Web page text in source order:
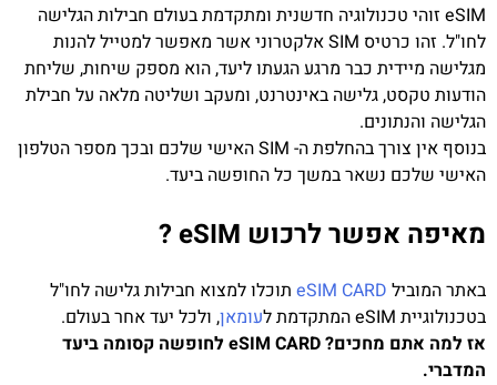
eSIM זוהי טכנולוגיה חדשנית ומתקדמת בעולם חבילות הגלישה
לחו"ל. זהו כרטיס SIM אלקטרוני אשר מאפשר למטייל להנות
מגלישה מיידית כבר מרגע הגעתו ליעד, הוא מספק שיחות, שליחת
הודעות טקסט, גלישה באינטרנט, ומעקב ושליטה מלאה על חבילת
הגלישה והנתונים.
בנוסף אין צורך בהחלפת ה- SIM האישי שלכם ובכך מספר הטלפון
האישי שלכם נשאר במשך כל החופשה ביעד.
מאיפה אפשר לרכוש eSIM ?
באתר המוביל eSIM CARD תוכלו למצוא חבילות גלישה לחו"ל
בטכנולוגיית eSIM המתקדמת ל
עומאן, ולכל יעד אחר בעולם.
אז למה אתם מחכים? eSIM CARD לחופשה קסומה ביעד
המדברי.